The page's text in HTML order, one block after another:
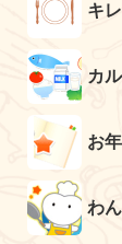
キ
カ
お
わ